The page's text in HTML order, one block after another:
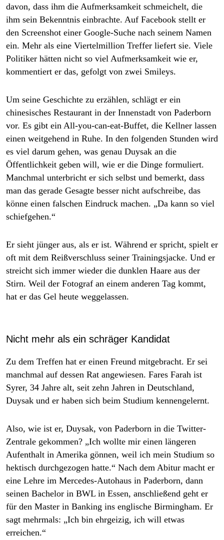
davon, dass ihm die Aufmerksamkeit schmeichelt, die
ihm sein Bekenntnis einbrachte. Auf Facebook stellt er
den Screenshot einer Google-Suche nach seinem Namen
ein. Mehr als eine Viertelmillion Treffer liefert sie. Viele
Politiker hätten nicht so viel Aufmerksamkeit wie er,
kommentiert er das, gefolgt von zwei Smileys.
Um seine Geschichte zu erzählen, schlägt er ein
chinesisches Restaurant in der Innenstadt von Paderborn
vor. Es gibt ein All-you-can-eat-Buffet, die Kellner lassen
einen weitgehend in Ruhe. In den folgenden Stunden wird
es viel darum gehen, was genau Duysak an die
Öffentlichkeit geben will, wie er die Dinge formuliert.
Manchmal unterbricht er sich selbst und bemerkt, dass
man das gerade Gesagte besser nicht aufschreibe, das
könne einen falschen Eindruck machen. „Da kann so viel
schiefgehen.“
Er sieht jünger aus, als er ist. Während er spricht, spielt er
oft mit dem Reißverschluss seiner Trainingsjacke. Und er
streicht sich immer wieder die dunklen Haare aus der
Stirn. Weil der Fotograf an einem anderen Tag kommt,
hat er das Gel heute weggelassen.
Nicht mehr als ein schräger Kandidat
Zu dem Treffen hat er einen Freund mitgebracht. Er sei
manchmal auf dessen Rat angewiesen. Fares Farah ist
Syrer, 34 Jahre alt, seit zehn Jahren in Deutschland,
Duysak und er haben sich beim Studium kennengelernt.
Also, wie ist er, Duysak, von Paderborn in die Twitter-
Zentrale gekommen? „Ich wollte mir einen längeren
Aufenthalt in Amerika gönnen, weil ich mein Studium so
hektisch durchgezogen hatte.“ Nach dem Abitur macht er
eine Lehre im Mercedes-Autohaus in Paderborn, dann
seinen Bachelor in BWL in Essen, anschließend geht er
für den Master in Banking ins englische Birmingham. Er
sagt mehrmals: „Ich bin ehrgeizig, ich will etwas
erreichen.“